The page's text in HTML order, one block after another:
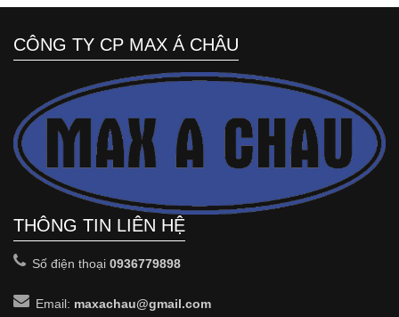
CÔNG TY CP MAX Á CHÂU
THÔNG TIN LIÊN HỆ
Số điện thoại0936779898
Email: maxachau@gmail.com